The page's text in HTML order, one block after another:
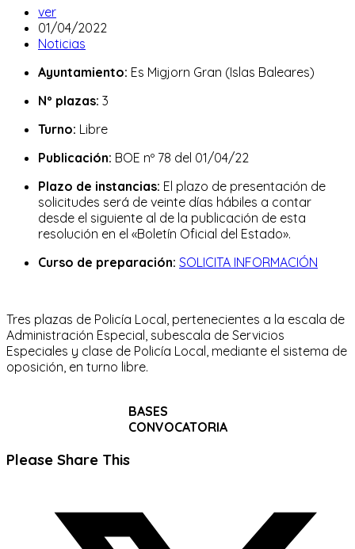
Autor
de
la
ver
Publicación
de
entrada:
01/04/2022
Categoría
la
Noticias
Ayuntamiento: Es Migjorn Gran (Islas Baleares)
Nº plazas: 3
Turno: Libre
Publicación: BOE nº 78 del 01/04/22
Plazo de instancias: El plazo de presentación de
solicitudes será de veinte días hábiles a contar
desde el siguiente al de la publicación de esta
resolución en el «Boletín Oficial del Estado».
Curso de preparación: SOLICITA INFORMACIÓN
Tres plazas de Policía Local, pertenecientes a la escala de
Administración Especial, subescala de Servicios
Especiales y clase de Policía Local, mediante el sistema de
oposición, en turno libre.
BASES
CONVOCATORIA
Please Share ThisCompartir